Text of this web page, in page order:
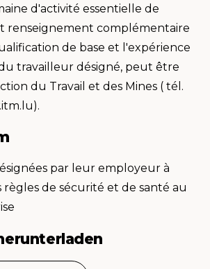
d'activité essentielle de
renseignement complémentaire
de base et l'expérience
travailleur désigné, peut être
du Travail et des Mines ( tél.
par leur employeur à
de sécurité et de santé au